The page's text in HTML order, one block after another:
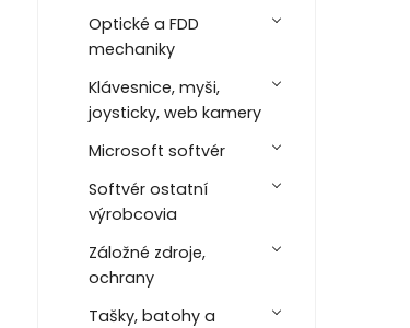
Optické a FDD
mechaniky
Klávesnice, myši,
joysticky, web kamery
Microsoft softvér
Softvér ostatní
výrobcovia
Záložné zdroje,
ochrany
Tašky, batohy a